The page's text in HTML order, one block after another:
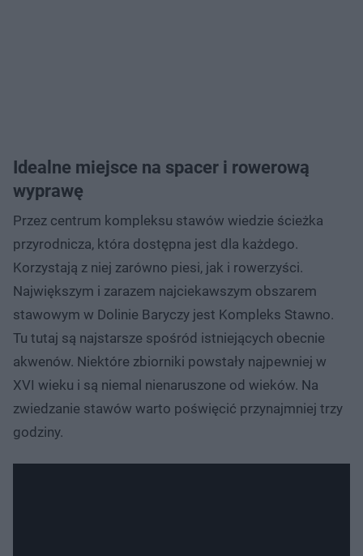
Idealne miejsce na spacer i rowerową
wyprawę
Przez centrum kompleksu stawów wiedzie ścieżka
przyrodnicza, która dostępna jest dla każdego.
Korzystają z niej zarówno piesi, jak i rowerzyści.
Największym i zarazem najciekawszym obszarem
stawowym w Dolinie Baryczy jest Kompleks Stawno.
Tu tutaj są najstarsze spośród istniejących obecnie
akwenów. Niektóre zbiorniki powstały najpewniej w
XVI wieku i są niemal nienaruszone od wieków. Na
zwiedzanie stawów warto poświęcić przynajmniej trzy
godziny.